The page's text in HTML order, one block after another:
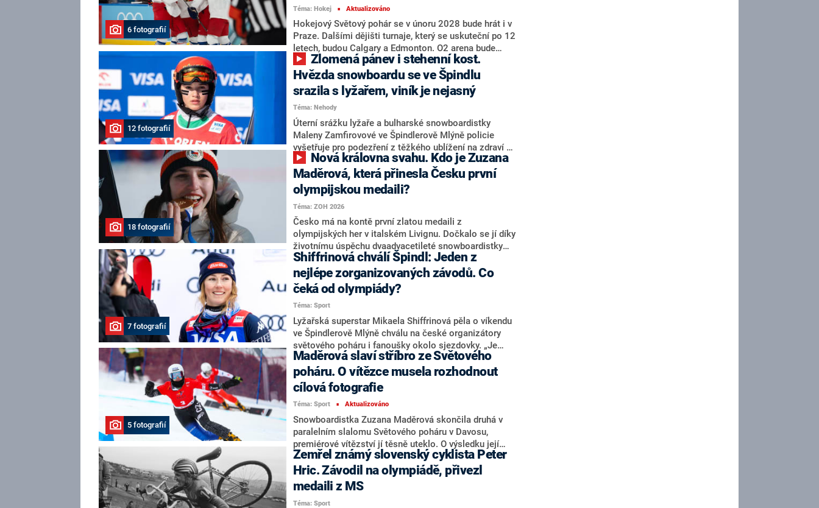
6 fotografií
Téma: Hokej ■ Aktualizováno
Hokejový Světový pohár se v únoru 2028 bude hrát i v
Praze. Dalšími dějišti turnaje, který se uskuteční po 12
letech, budou Calgary a Edmonton. O2 arena bude
hostit šest zápasů základní skupiny a jedno utkání
play off. Oznámila to v pondělí NHL, která soutěž
pořádá.
12 fotografií
Hvězda snowboardu se ve Špindlu
srazila s lyžařem, viník je nejasný
Téma: Nehody
Úterní srážku lyžaře a bulharské snowboardistky
Maleny Zamfirovové ve Špindlerově Mlýně policie
vyšetřuje pro podezření z těžkého ublížení na zdraví z
nedbalosti. Oba aktéři jsou cizinci, utrpěli vážná
zranění. V případě prokázání viny hrozí
zainteresovaným až dva roky vězení, vyplynulo z
pátečního vyjádření policejní mluvčí Šárky Pižlové.
18 fotografií
Maděrová, která přinesla Česku první
olympijskou medaili?
Téma: ZOH 2026
Česko má na kontě první zlatou medaili z
olympijských her v italském Livignu. Dočkalo se jí díky
životnímu úspěchu dvaadvacetileté snowboardistky
Zuzany Maděrové. Kdo je tento talent, který dosud stál
ve stínu své slavnější kolegyně Ester Ledecké?
7 fotografií
Shiffrinová chválí Špindl: Jeden z
nejlépe zorganizovaných závodů. Co
čeká od olympiády?
Téma: Sport
Lyžařská superstar Mikaela Shiffrinová pěla o víkendu
ve Špindlerově Mlýně chválu na české organizátory
světového poháru i fanoušky okolo sjezdovky. „Je
jedním z nejlépe zorganizovaných závodů,“ uvedla v
rozhovoru pro CNN Prima NEWS americká lyžařka,
která si zde vyjela už devátý křišťálový globus pro
nejlepší slalomářku v kariéře. Zároveň nastínila, co
očekává od blížících se zimních olympijských her,
které začnou již příští týden.
5 fotografií
Maděrová slaví stříbro ze Světového
poháru. O vítězce musela rozhodnout
cílová fotografie
Téma: Sport ■ Aktualizováno
Snowboardistka Zuzana Maděrová skončila druhá v
paralelním slalomu Světového poháru v Davosu,
premiérové vítězství jí těsně uteklo. O výsledku její
finálové jízdy s Italkou Elisou Caffontovou musela
rozhodnout cílová fotografie. Dvaadvacetiletá
Maděrová se dočkala čtvrté medaile z pohárového
seriálu.
Zemřel známý slovenský cyklista Peter
Hric. Závodil na olympiádě, přivezl
medaili z MS
Téma: Sport